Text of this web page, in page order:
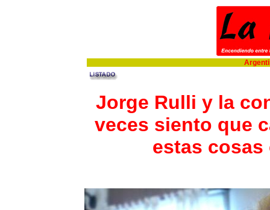
Jorge Rulli y la
veces siento que
estas